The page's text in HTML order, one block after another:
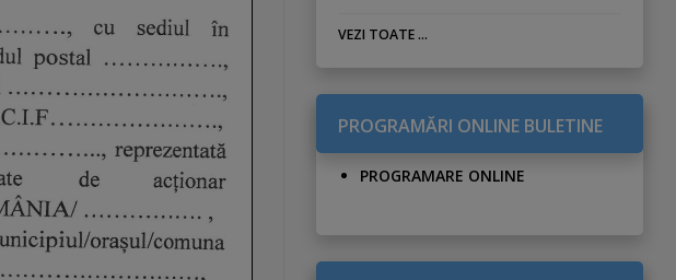
VEZI TOATE ...
PROGRAMĂRI ONLINE BULETINE
PROGRAMARE ONLINE